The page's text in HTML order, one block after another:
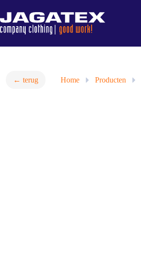
naar
de
inhoud
← terug Home » Producten »